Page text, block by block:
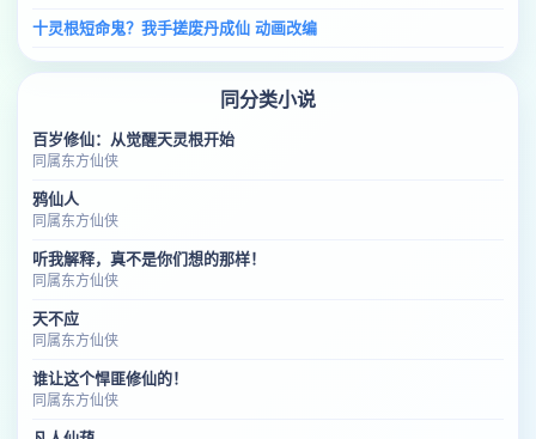
十灵根短命鬼？我手搓废丹成仙 动画改编
同分类小说
百岁修仙：从觉醒天灵根开始
同属东方仙侠
鸦仙人
同属东方仙侠
听我解释，真不是你们想的那样！
同属东方仙侠
天不应
同属东方仙侠
谁让这个悍匪修仙的！
同属东方仙侠